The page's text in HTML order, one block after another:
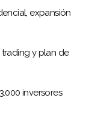
expansión
y plan de
inversores